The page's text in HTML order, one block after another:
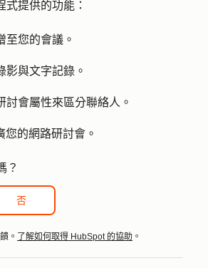
式提供的功能：
至您的會議。
影與文字記錄。
討會屬性來區分聯絡人。
的網路研討會。
？
否
。 了解如何取得 HubSpot 的協助 。